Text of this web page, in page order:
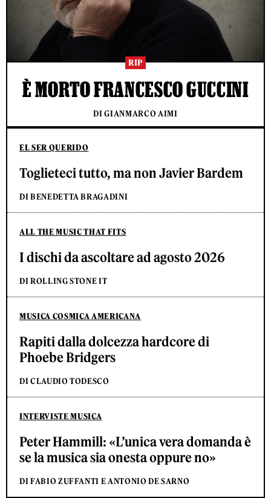
EL SER QUERIDO
Toglieteci tutto, ma non Javier Bardem
DI BENEDETTA BRAGADINI
ALL THE MUSIC THAT FITS
I dischi da ascoltare ad agosto 2026
DI ROLLING STONE IT
MUSICA COSMICA AMERICANA
Rapiti dalla dolcezza hardcore di
Phoebe Bridgers
DI CLAUDIO TODESCO
INTERVISTE MUSICA
Peter Hammill: «L’unica vera domanda è
se la musica sia onesta oppure no»
DI FABIO ZUFFANTI E ANTONIO DE SARNO
RIP
È MORTO FRANCESCO GUCCINI
DI GIANMARCO AIMI